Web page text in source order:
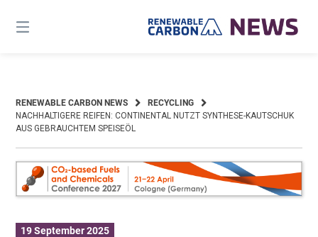
content
RENEWABLE CARBON NEWS
RECYCLING
NACHHALTIGERE REIFEN: CONTINENTAL NUTZT SYNTHESE-KAUTSCHUK
AUS GEBRAUCHTEM SPEISEÖL
19 September 2025